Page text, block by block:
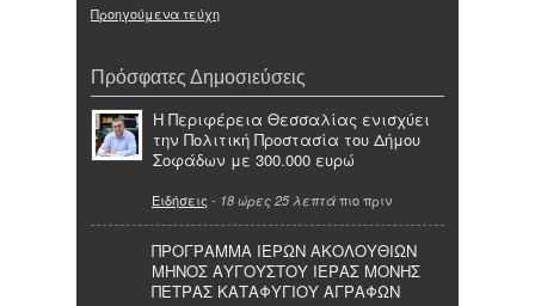
Προηγούμενα τεύχη
Πρόσφατες Δημοσιεύσεις
Η Περιφέρεια Θεσσαλίας ενισχύει
την Πολιτική Προστασία του Δήμου
Σοφάδων με 300.000 ευρώ
Ειδήσεις - 18 ώρες 25 λεπτά πιο πριν
ΠΡΟΓΡΑΜΜΑ ΙΕΡΩΝ ΑΚΟΛΟΥΘΙΩΝ
ΜΗΝΟΣ ΑΥΓΟΥΣΤΟΥ ΙΕΡΑΣ ΜΟΝΗΣ
ΠΕΤΡΑΣ ΚΑΤΑΦΥΓΙΟΥ ΑΓΡΑΦΩΝ